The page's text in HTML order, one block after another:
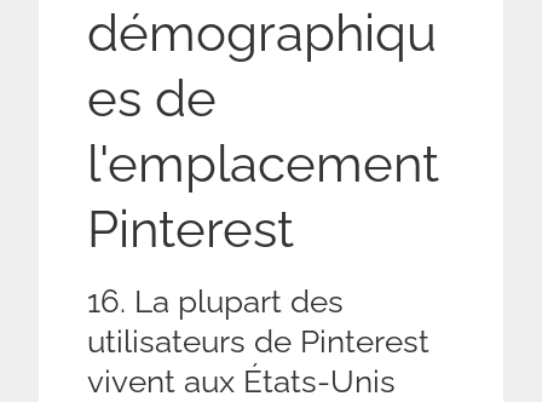
démographiqu
es de
l'emplacement
Pinterest
16. La plupart des
utilisateurs de Pinterest
vivent aux États-Unis